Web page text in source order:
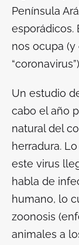
Península
esporádicos.
nos ocupa
Un estudio
cabo el año
natural del
herradura.
este virus
habla de
humano, lo
zoonosis
animales a